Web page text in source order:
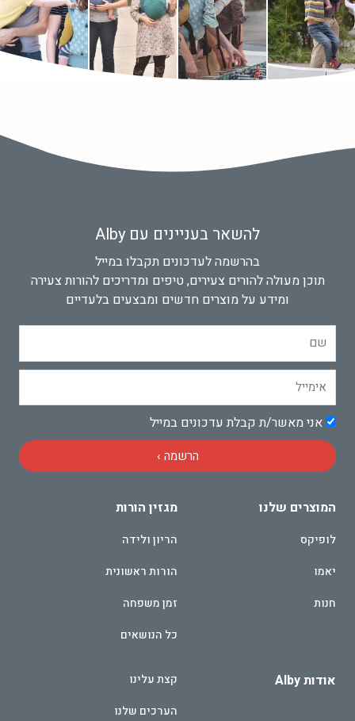
להשאר בעניינים עם Alby
בהרשמה לעדכונים תקבלו במייל
תוכן מעולה להורים צעירים, טיפים ומדריכים להורות צעירה
ומידע על מוצרים חדשים ומבצעים בלעדיים
אישוראני מאשר/ת קבלת עדכונים במייל
הרשמה ›
המוצרים שלנו
לופיקס
יאמו
חנות
מגזין הורות
הריון ולידה
הורות ראשונית
זמן משפחה
כל הנושאים
אודות Alby
קצת עלינו
הערכים שלנו